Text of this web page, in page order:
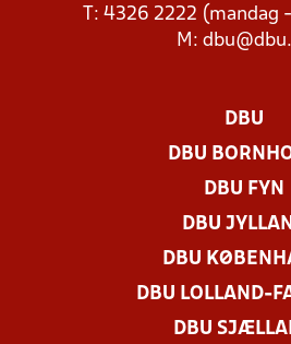
T: 4326 2222 (mandag
M:
DBU
DBU
DBU FYN
DBU
DBU
DBU LOLLAND-
DBU